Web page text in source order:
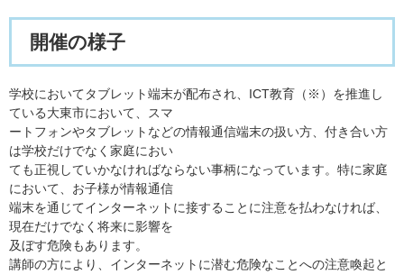
開催の様子
学校においてタブレット端末が配布され、ICT教育（※）を推進し
ている大東市において、スマ
ートフォンやタブレットなどの情報通信端末の扱い方、付き合い方
は学校だけでなく家庭におい
ても正視していかなければならない事柄になっています。特に家庭
において、お子様が情報通信
端末を通じてインターネットに接することに注意を払わなければ、
現在だけでなく将来に影響を
及ぼす危険もあります。
講師の方により、インターネットに潜む危険なことへの注意喚起と